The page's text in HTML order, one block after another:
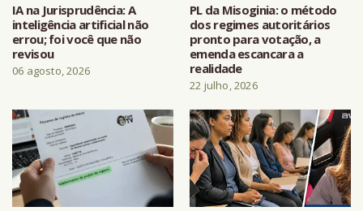
IA na Jurisprudência: A
inteligência artificial não
errou; foi você que não
revisou
06 agosto, 2026
PL da Misoginia: o método
dos regimes autoritários
pronto para votação, a
emenda escancara a
realidade
22 julho, 2026